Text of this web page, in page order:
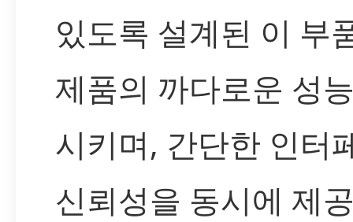
있도록 설계된 이 부
제품의 까다로운 성
시키며, 간단한 인터
신뢰성을 동시에 제